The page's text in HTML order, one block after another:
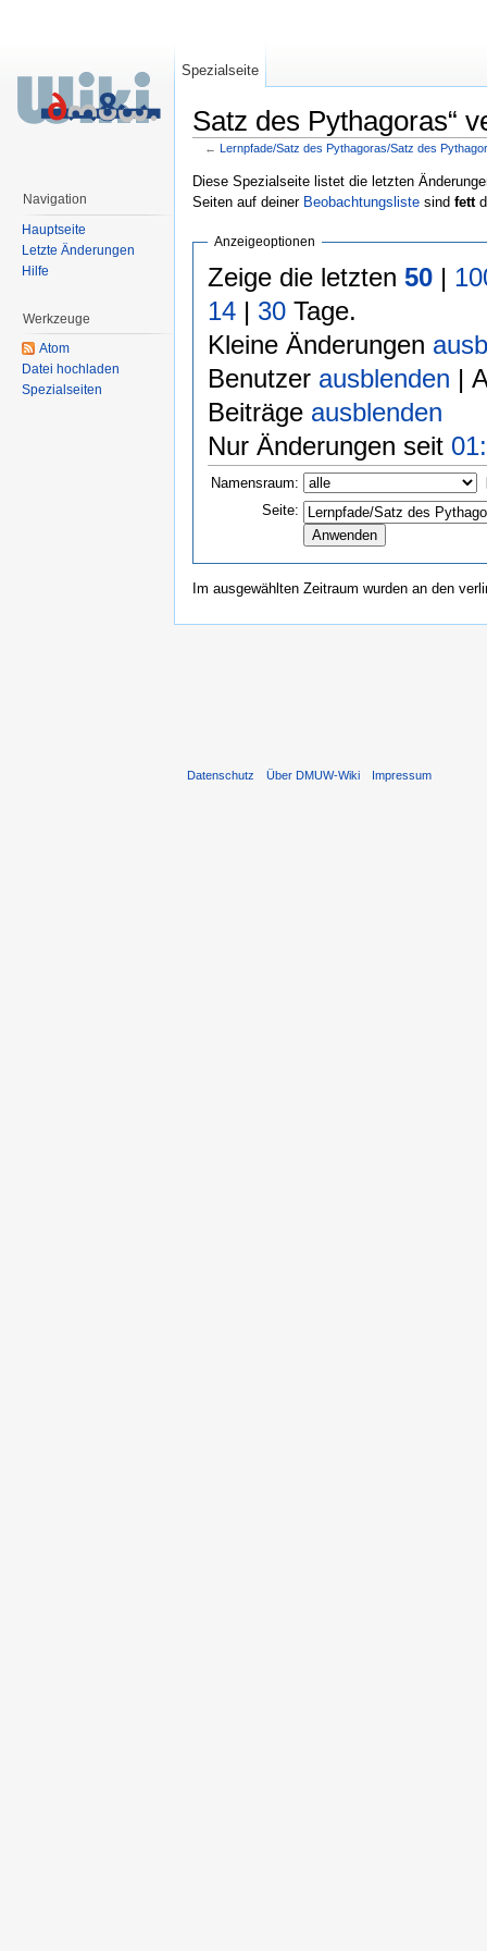
Satz des Pythagoras“
← Lernpfade/Satz des Pythagoras/Satz des
Diese Spezialseite listet die letzten
Seiten auf deiner Beobachtungsliste sind fett
Anzeigeoptionen
Zeige die letzten 50|
14| 30Tage.
Kleine Änderungen
Benutzer ausblenden |
Beiträge ausblenden
Nur Änderungen seit
Namensraum:
Seite:
Im ausgewählten Zeitraum wurden an den
Spezialseite
Navigation
Hauptseite
Letzte Änderungen
Hilfe
Werkzeuge
Atom
Datei hochladen
Spezialseiten
Datenschutz Über DMUW-Wiki Impressum